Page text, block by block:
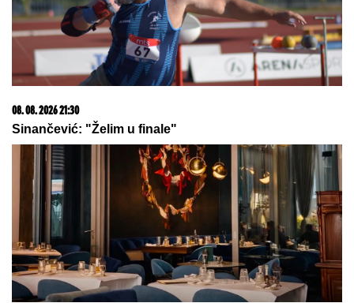
08. 08. 2026 21:45
Bivši igrač Barselone ide u Los Anđeles